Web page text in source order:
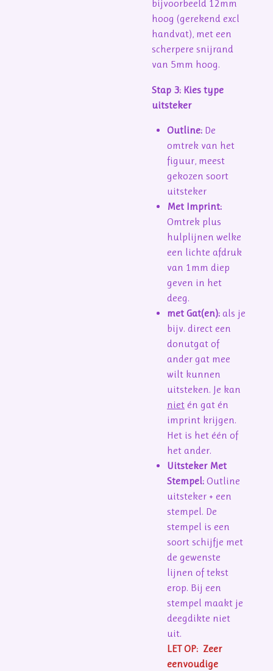
bijvoorbeeld 12mm
hoog (gerekend excl
handvat), met een
scherpere snijrand
van 5mm hoog.
Stap 3: Kies type
uitsteker
Outline: De
omtrek van het
figuur, meest
gekozen soort
uitsteker
Met Imprint:
Omtrek plus
hulplijnen welke
een lichte afdruk
van 1mm diep
geven in het
deeg.
met Gat(en): als je
bijv. direct een
donutgat of
ander gat mee
wilt kunnen
uitsteken. Je kan
niet én gat én
imprint krijgen.
Het is het één of
het ander.
Uitsteker Met
Stempel: Outline
uitsteker + een
stempel. De
stempel is een
soort schijfje met
de gewenste
lijnen of tekst
erop. Bij een
stempel maakt je
deegdikte niet
uit.
LET OP: Zeer
eenvoudige